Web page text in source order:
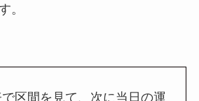
。
区間を見て、次に当日の運